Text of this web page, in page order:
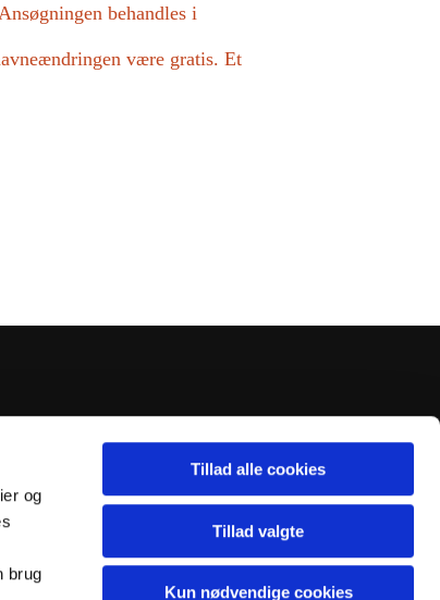
og
brug
Tillad alle cookies
Tillad valgte
Kun nødvendige cookies
behandles i
være gratis. Et